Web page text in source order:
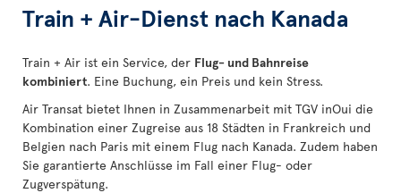
Train + Air-Dienst nach Kanada
Train + Air ist ein Service, der Flug- und Bahnreise
kombiniert. Eine Buchung, ein Preis und kein Stress.
Air Transat bietet Ihnen in Zusammenarbeit mit TGV inOui die
Kombination einer Zugreise aus 18 Städten in Frankreich und
Belgien nach Paris mit einem Flug nach Kanada. Zudem haben
Sie garantierte Anschlüsse im Fall einer Flug- oder
Zugverspätung.